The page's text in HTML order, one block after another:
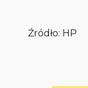
Źródło: HP